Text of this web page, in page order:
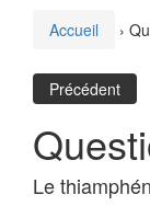
Accueil ›
Précédent
Le